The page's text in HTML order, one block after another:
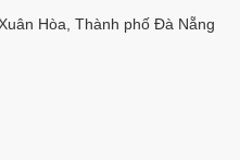
Hòa, Thành phố Đà Nẵng